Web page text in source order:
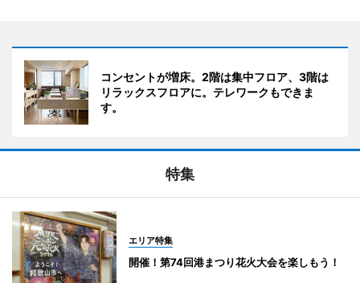
コンセントが増床。2階は集中フロア、3階は
リラックスフロアに。テレワークもできま
す。
特集
エリア特集
開催！第74回港まつり花火大会を楽しもう！